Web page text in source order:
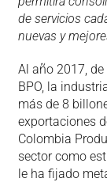
de servicios
nuevas y
Al año 2017,
BPO, la
más de 8
exportaciones
Colombia
sector como
le ha fijado